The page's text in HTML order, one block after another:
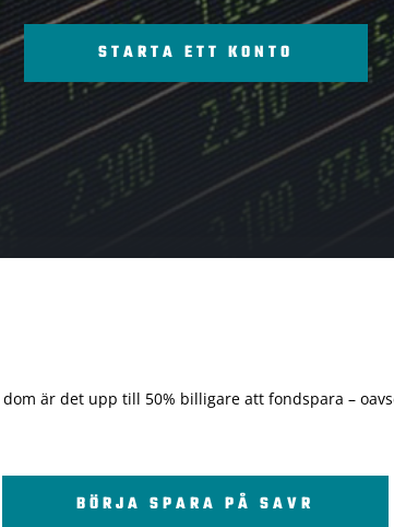
STARTA ETT KONTO
är det upp till 50% billigare att fondspara –
BÖRJA SPARA PÅ SAVR